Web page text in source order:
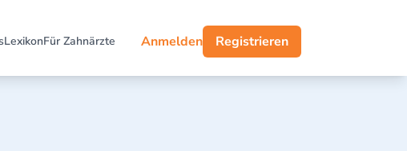
LexikonFür Zahnärzte Anmelden Registrieren